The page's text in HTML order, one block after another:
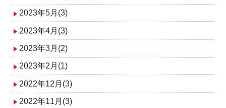
2023年5月(3)
2023年4月(3)
2023年3月(2)
2023年2月(1)
2022年12月(3)
2022年11月(3)